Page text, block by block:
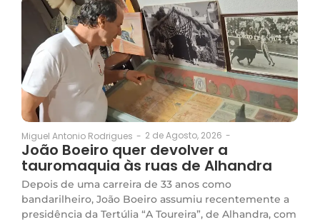
Miguel Antonio Rodrigues - 2 de Agosto, 2026 -
João Boeiro quer devolver a
tauromaquia às ruas de Alhandra
Depois de uma carreira de 33 anos como
bandarilheiro, João Boeiro assumiu recentemente a
presidência da Tertúlia “A Toureira”, de Alhandra, com